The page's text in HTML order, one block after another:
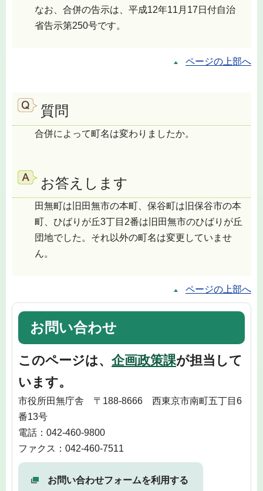
なお、合併の告示は、平成12年11月17日付自治
省告示第250号です。
ページの上部へ
質問
合併によって町名は変わりましたか。
お答えします
田無町は旧田無市の本町、保谷町は旧保谷市の本
町、ひばりが丘3丁目2番は旧田無市のひばりが丘
団地でした。それ以外の町名は変更していませ
ん。
ページの上部へ
お問い合わせ
このページは、 企画政策課が担当して
います。
市役所田無庁舎 〒188-8666 西東京市南町五丁目6
番13号
電話：042-460-9800
ファクス：042-460-7511
お問い合わせフォームを利用する